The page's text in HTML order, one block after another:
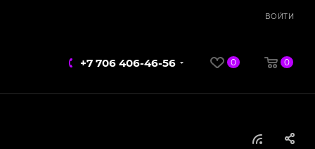
ВОЙТИ
0 0
+7 706 406-46-56